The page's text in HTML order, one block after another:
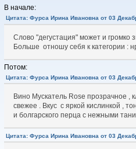
В начале:
Цитата: Фурса Ирина Ивановна от 03
Слово "дегустация" может и громко
Больше отношу себя к категории :
Потом:
Цитата: Фурса Ирина Ивановна от 03
Вино Мускатель Rose прозрачное ,
свежее . Вкус с яркой кислинкой ,
и болгарского перца с нежными
Цитата: Фурса Ирина Ивановна от 03